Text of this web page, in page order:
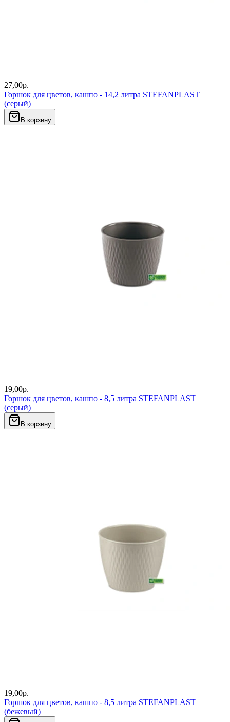
27,00р.
Горшок для цветов, кашпо - 14,2 литра STEFANPLAST
(серый)
В корзину
19,00р.
Горшок для цветов, кашпо - 8,5 литра STEFANPLAST
(серый)
В корзину
19,00р.
Горшок для цветов, кашпо - 8,5 литра STEFANPLAST
(бежевый)